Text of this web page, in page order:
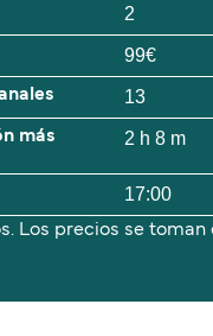
2
99€
13
más
2 h 8 m
17:00
Los precios se